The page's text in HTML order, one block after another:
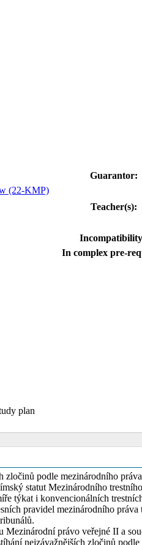
(22-KMP)
plan
Guarantor:
Teacher(s):
In complex pre-
zločinů podle mezinárodního
statut Mezinárodního
týkat i konvencionálních
pravidel mezinárodního
Mezinárodní právo veřejné II a
nejzávažnějších zločinů